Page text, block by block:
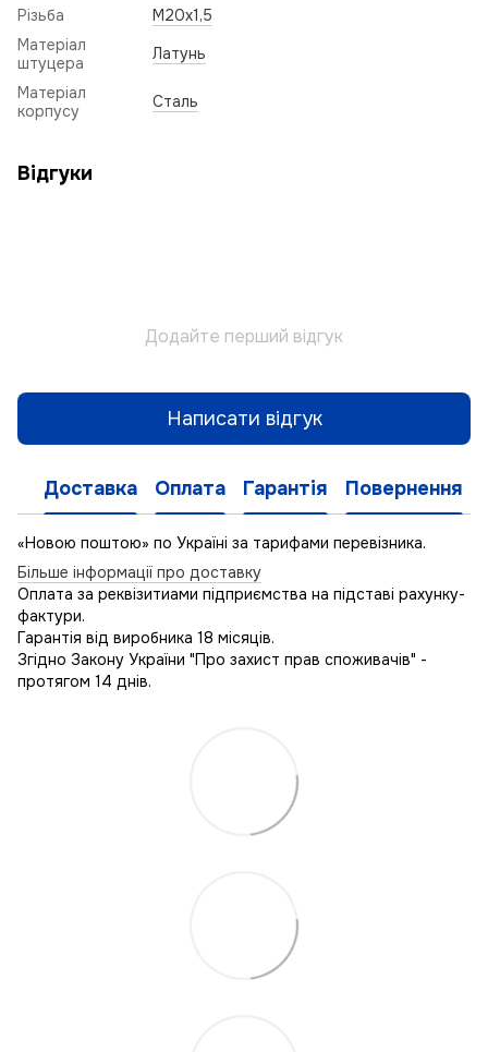
Різьба
M20x1,5
Матеріал
штуцера
Латунь
Матеріал
корпусу
Сталь
Відгуки
Додайте перший відгук
Написати відгук
Доставка Оплата Гарантія Повернення
«Новою поштою» по Україні за тарифами перевізника.
Більше інформації про доставку
Оплата за реквізитиами підприємства на підставі рахунку-
фактури.
Гарантія від виробника 18 місяців.
Згідно Закону України "Про захист прав споживачів" -
протягом 14 днів.